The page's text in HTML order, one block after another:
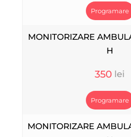
Programare
MONITORIZARE
H
350
Programare
MONITORIZARE